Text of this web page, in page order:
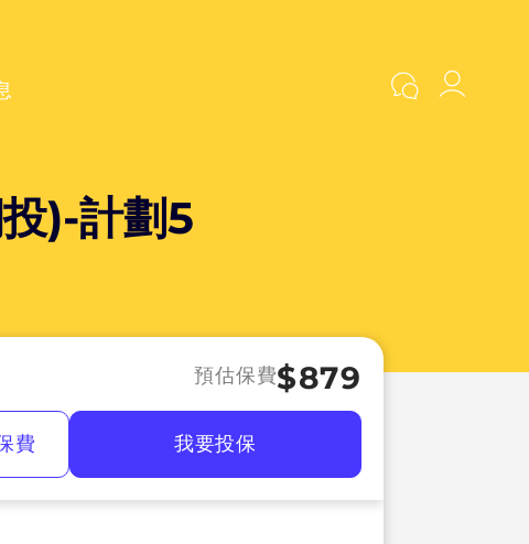
)-計劃5
預估保費$879
費 我要投保